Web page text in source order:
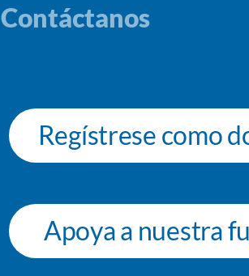
Contáctanos
Regístrese como
Apoya a nuestra